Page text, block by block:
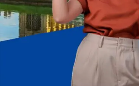
OUR PROGRAM
REGISTRATION